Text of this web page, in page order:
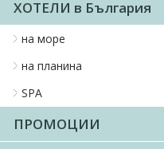
ХОТЕЛИ в България
на море
на планина
SPA
ПРОМОЦИИ